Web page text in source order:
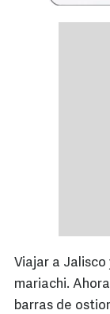
Viajar a Jalisco
mariachi.
barras de